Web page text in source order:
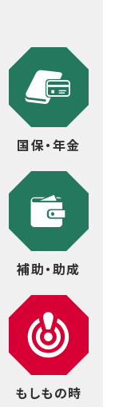
国保・年金
補助・助成
もしもの時